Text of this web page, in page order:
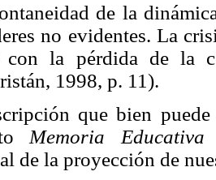
de la
no evidentes. La
con la pérdida de la
1998, p. 11).
que bien
Memoria Educativa
de la proyección de